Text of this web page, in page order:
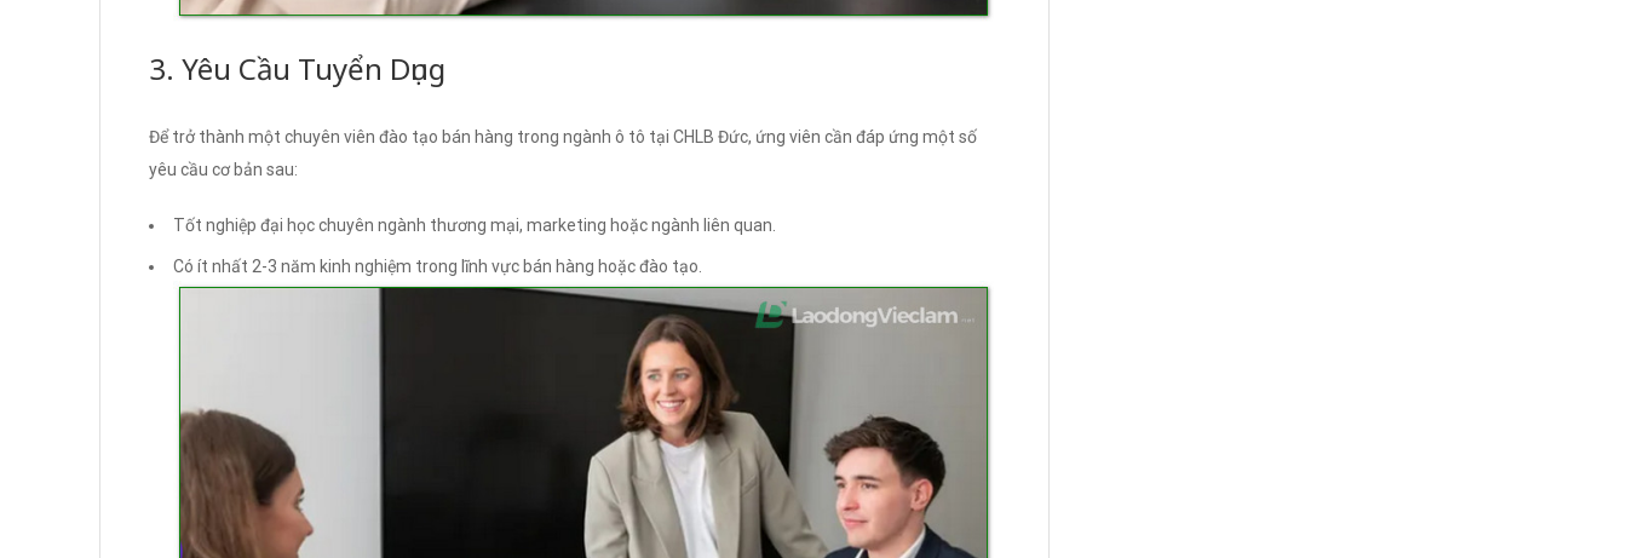
3. Yêu Cầu Tuyển Dụng
Để trở thành một chuyên viên đào tạo bán hàng trong ngành ô tô tại CHLB Đức, ứng viên cần đáp ứng một số
yêu cầu cơ bản sau:
Tốt nghiệp đại học chuyên ngành thương mại, marketing hoặc ngành liên quan.
Có ít nhất 2-3 năm kinh nghiệm trong lĩnh vực bán hàng hoặc đào tạo.